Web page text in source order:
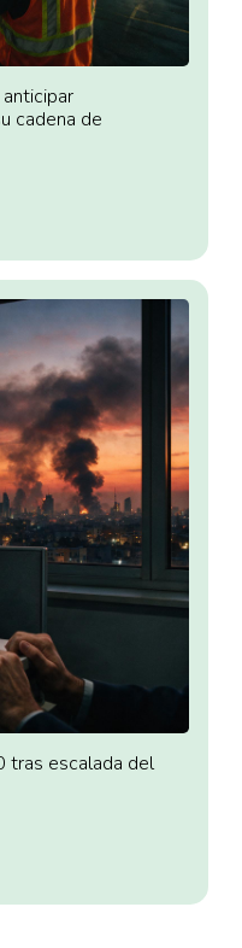
cadena de
tras escalada del